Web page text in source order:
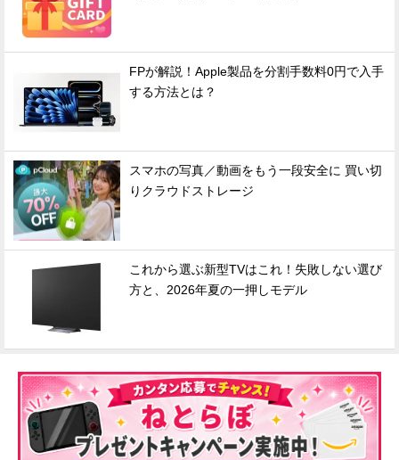
FPが解説！Apple製品を分割手数料0円で入手
する方法とは？
スマホの写真／動画をもう一段安全に 買い切
りクラウドストレージ
これから選ぶ新型TVはこれ！失敗しない選び
方と、2026年夏の一押しモデル